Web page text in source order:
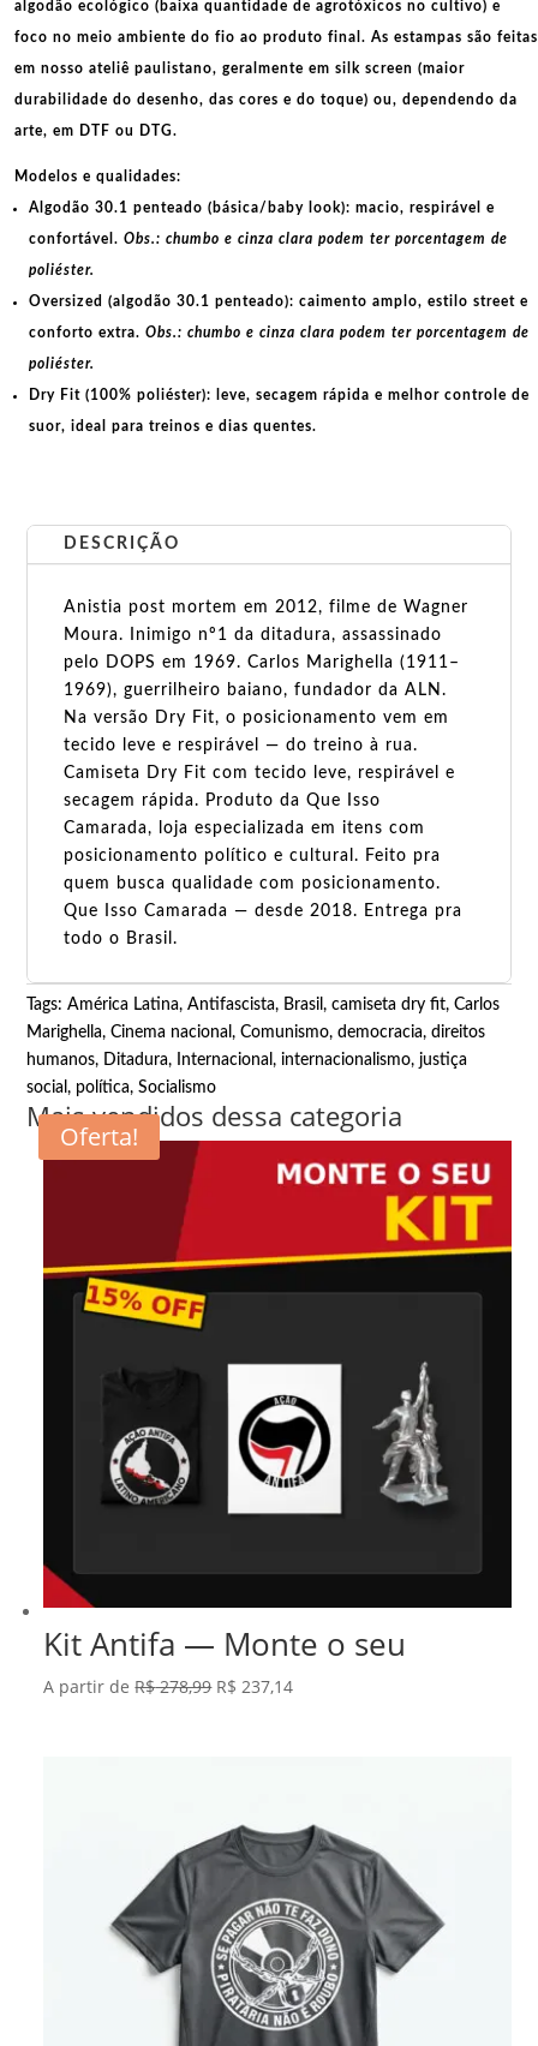
algodão ecológico (baixa quantidade de agrotóxicos no cultivo) e
foco no meio ambiente do fio ao produto final. As estampas são feitas
em nosso ateliê paulistano, geralmente em silk screen (maior
durabilidade do desenho, das cores e do toque) ou, dependendo da
arte, em DTF ou DTG.
Modelos e qualidades:
Algodão 30.1 penteado (básica/baby look): macio, respirável e
confortável. Obs.: chumbo e cinza clara podem ter porcentagem de
poliéster.
Oversized (algodão 30.1 penteado): caimento amplo, estilo street e
conforto extra. Obs.: chumbo e cinza clara podem ter porcentagem de
poliéster.
Dry Fit (100% poliéster): leve, secagem rápida e melhor controle de
suor, ideal para treinos e dias quentes.
DESCRIÇÃO
Anistia post mortem em 2012, filme de Wagner
Moura. Inimigo nº1 da ditadura, assassinado
pelo DOPS em 1969. Carlos Marighella (1911–
1969), guerrilheiro baiano, fundador da ALN.
Na versão Dry Fit, o posicionamento vem em
tecido leve e respirável — do treino à rua.
Camiseta Dry Fit com tecido leve, respirável e
secagem rápida. Produto da Que Isso
Camarada, loja especializada em itens com
posicionamento político e cultural. Feito pra
quem busca qualidade com posicionamento.
Que Isso Camarada — desde 2018. Entrega pra
todo o Brasil.
Tags:América Latina,Antifascista, Brasil,camiseta dry fit,Carlos
Marighella,Cinema nacional,Comunismo,democracia,direitos
humanos, Ditadura, Internacional, internacionalismo, justiça
social, política,Socialismo
Mais vendidos dessa categoria
Oferta!
Kit Antifa — Monte o seu
A partir deR$278,99 O
R$ 237,14O